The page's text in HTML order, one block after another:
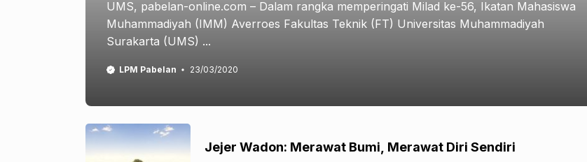
UMS, pabelan-online.com – Dalam rangka memperingati Milad ke-56, Ikatan Mahasiswa
Muhammadiyah (IMM) Averroes Fakultas Teknik (FT) Universitas Muhammadiyah
Surakarta (UMS) ...
LPM Pabelan 23/03/2020
Jejer Wadon: Merawat Bumi, Merawat Diri Sendiri